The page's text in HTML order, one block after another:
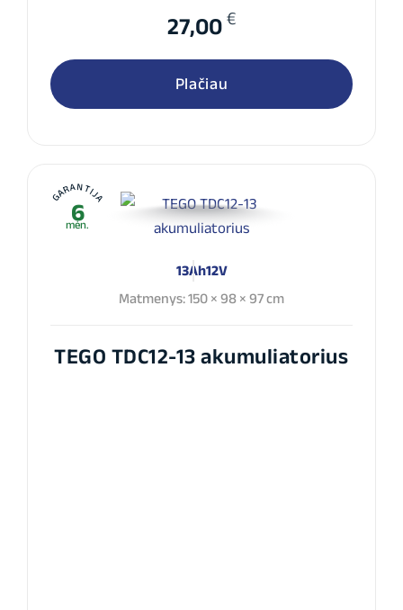
27,00 €
Plačiau
GARANTIJA
6
mėn.
13Ah12V
Matmenys: 150 × 98 × 97 cm
TEGO TDC12-13 akumuliatorius